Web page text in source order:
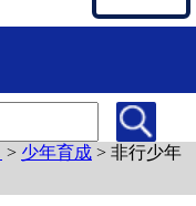
> 少年育成 > 非行少年